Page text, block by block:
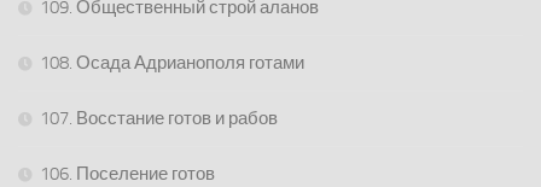
109. Общественный строй аланов
108. Осада Адрианополя готами
107. Восстание готов и рабов
106. Поселение готов